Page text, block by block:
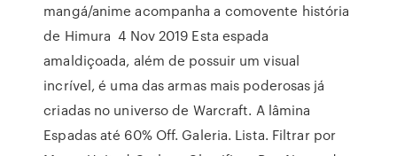
mangá/anime acompanha a comovente história
de Himura 4 Nov 2019 Esta espada
amaldiçoada, além de possuir um visual
incrível, é uma das armas mais poderosas já
criadas no universo de Warcraft. A lâmina
Espadas até 60% Off. Galeria. Lista. Filtrar por